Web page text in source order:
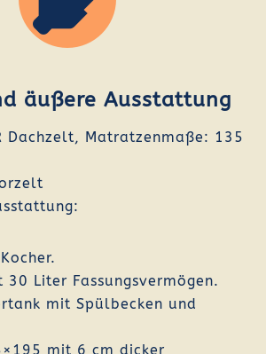
äußere Ausstattung
Dachzelt, Matratzenmaße: 135
30 Liter Fassungsvermögen.
mit Spülbecken und
mit 6 cm dicker